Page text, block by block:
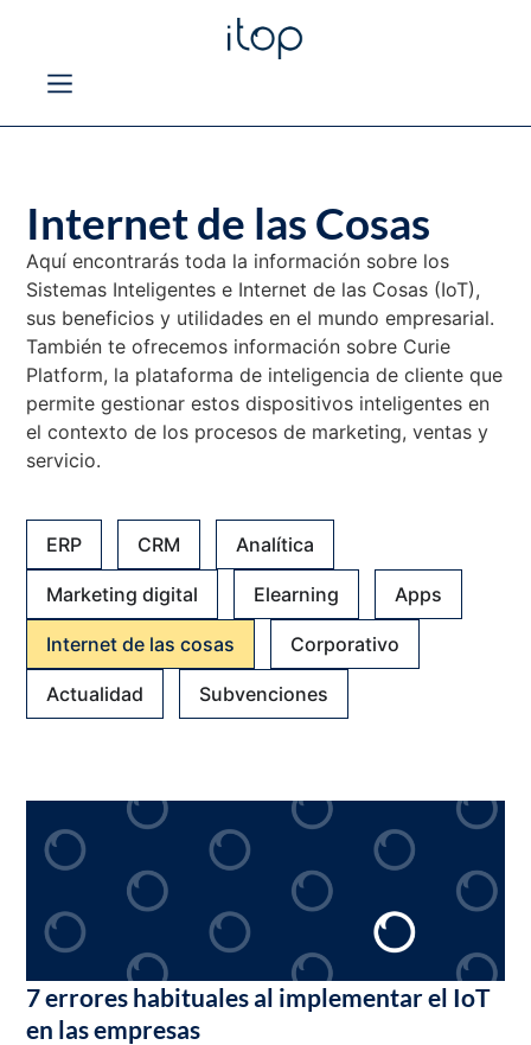
Internet de las Cosas
Aquí encontrarás toda la información sobre los
Sistemas Inteligentes e Internet de las Cosas (IoT),
sus beneficios y utilidades en el mundo empresarial.
También te ofrecemos información sobre Curie
Platform, la plataforma de inteligencia de cliente que
permite gestionar estos dispositivos inteligentes en
el contexto de los procesos de marketing, ventas y
servicio.
ERP CRM Analítica
Marketing digital Elearning Apps
Internet de las cosas Corporativo
Actualidad Subvenciones
7 errores habituales al implementar el IoT
en las empresas